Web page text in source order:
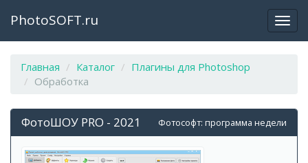
PhotoSOFT.ru
Главная Каталог
Плагины для Photoshop
Обработка
Фотософт: программа недели
ФотоШОУ PRO - 2021